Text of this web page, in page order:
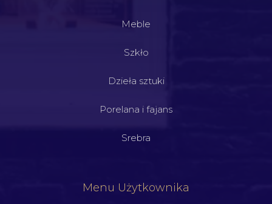
Meble
Szkło
Dzieła sztuki
Porelana i fajans
Srebra
Menu Użytkownika